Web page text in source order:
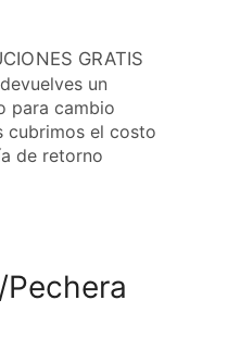
GRATIS
un
para cambio
cubrimos el costo
de retorno